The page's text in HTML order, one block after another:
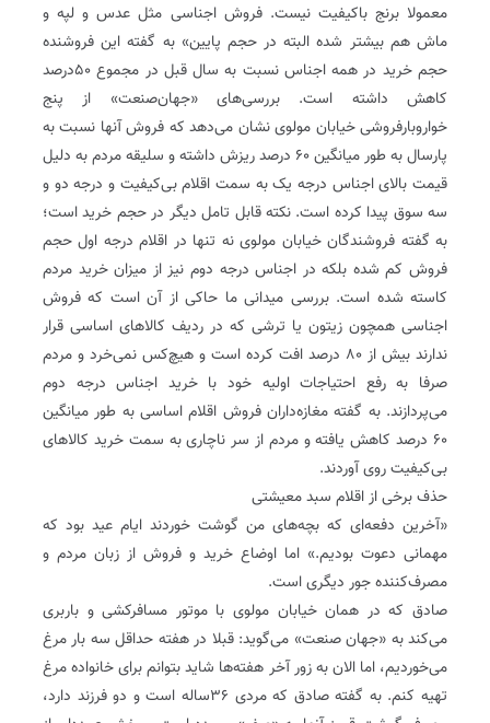
معمولا برنج باکیفیت نیست‌‌. فروش اجناسی مثل عدس و لپه و
ماش هم بیشتر شده البته در حجم پایین» به گفته این فروشنده
حجم خرید در همه اجناس نسبت به سال قبل در مجموع ۵۰درصد
کاهش داشته است‌‌. بررسی‌های «جهان‌صنعت» از پنج
خواروبارفروشی خیابان مولوی نشان می‌دهد که فروش آنها نسبت به
پارسال به طور میانگین ۶۰ درصد ریزش داشته و سلیقه مردم به دلیل
قیمت بالای اجناس درجه یک به سمت اقلام بی‌کیفیت و درجه دو و
سه سوق پیدا کرده است‌‌. نکته قابل تامل دیگر در حجم خرید است؛
به گفته فروشندگان خیابان مولوی نه تنها در اقلام درجه اول حجم
فروش کم شده بلکه در اجناس درجه دوم نیز از میزان خرید مردم
کاسته شده است‌‌. بررسی میدانی ما حاکی از آن است که فروش
اجناسی همچون زیتون یا ترشی که در ردیف کالاهای اساسی قرار
ندارند بیش از ۸۰ درصد افت کرده است و هیچ‌کس نمی‌خرد و مردم
صرفا به رفع احتیاجات اولیه خود با خرید اجناس درجه دوم
می‌پردازند‌‌. به گفته مغازه‌داران فروش اقلام اساسی به طور میانگین
۶۰ درصد کاهش یافته و مردم از سر ناچاری به سمت خرید کالاهای
بی‌کیفیت روی آوردند‌.
حذف برخی از اقلام سبد معیشتی
«آخرین دفعه‌ای که بچه‌های من گوشت خوردند ایام عید بود که
مهمانی دعوت بودیم.» اما اوضاع خرید و فروش از زبان مردم و
مصرف‌کننده جور دیگری است‌.
صادق که در همان خیابان مولوی با موتور مسافرکشی و باربری
می‌کند به «جهان صنعت» می‌گوید: قبلا در هفته حداقل سه بار مرغ
می‌خوردیم، اما الان به زور آخر هفته‌ها شاید بتوانم برای خانواده مرغ
تهیه کنم‌‌. به گفته صادق که مردی ۳۶ساله است و دو فرزند دارد،